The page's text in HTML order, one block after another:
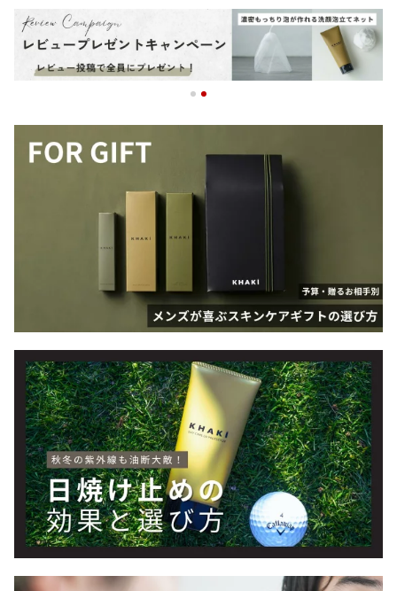
性 紫外線 日焼け 熱中症
キビ メンズコスメ 紫外
コスメ 紫外線 ラッピン
グ付き